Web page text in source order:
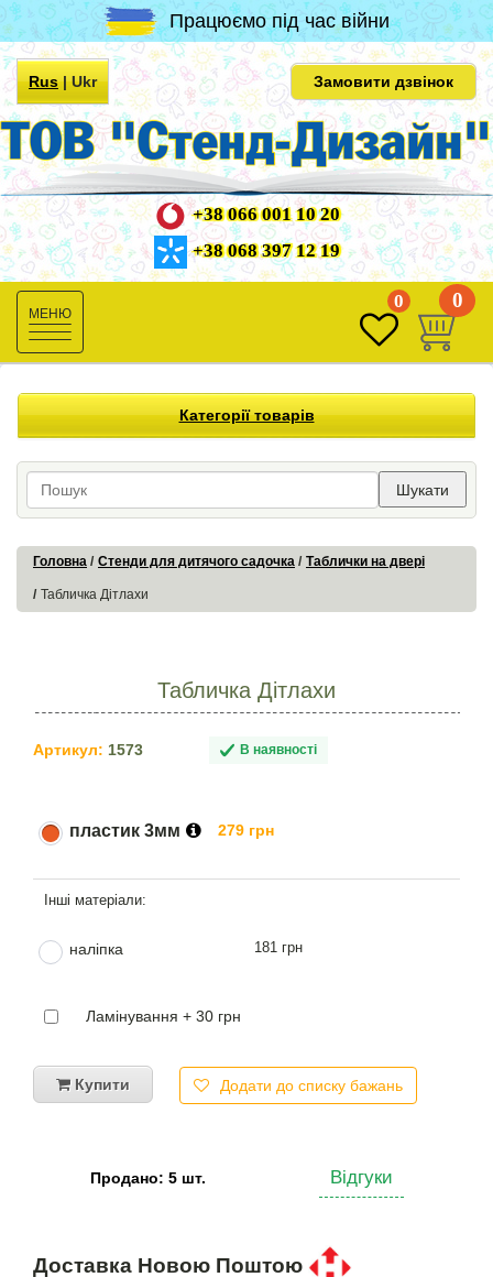
Працюємо під час війни
Rus|Ukr Замовити дзвінок
+38 066 001 10 20
+38 068 397 12 19
Toggle
navigation
0 0
Категорії товарів
Шукати
Головна Стенди для дитячого садочка Таблички на двері
Табличка Дітлахи
Табличка Дітлахи
Артикул: 1573 В наявності
пластик 3мм 279 грн
наліпка 181 грн
Ламінування + 30 грн
Купити Додати до списку бажань
Продано: 5 шт. Відгуки
Доставка Новою Поштою